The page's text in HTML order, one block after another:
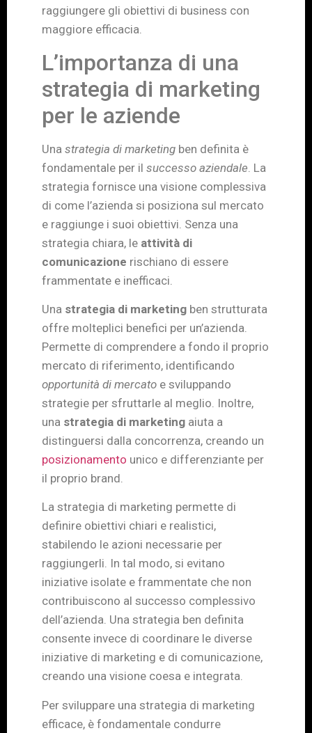
raggiungere gli obiettivi di business con
maggiore efficacia.
L’importanza di una
strategia di marketing
per le aziende
Una strategia di marketing ben definita è
fondamentale per il successo aziendale . La
strategia fornisce una visione complessiva
di come l’azienda si posiziona sul mercato
e raggiunge i suoi obiettivi. Senza una
strategia chiara, le attività di
comunicazione rischiano di essere
frammentate e inefficaci.
Una strategia di marketing ben strutturata
offre molteplici benefici per un’azienda.
Permette di comprendere a fondo il proprio
mercato di riferimento, identificando
opportunità di mercato e sviluppando
strategie per sfruttarle al meglio. Inoltre,
una strategia di marketing aiuta a
distinguersi dalla concorrenza, creando un
posizionamento unico e differenziante per
il proprio brand.
La strategia di marketing permette di
definire obiettivi chiari e realistici,
stabilendo le azioni necessarie per
raggiungerli. In tal modo, si evitano
iniziative isolate e frammentate che non
contribuiscono al successo complessivo
dell’azienda. Una strategia ben definita
consente invece di coordinare le diverse
iniziative di marketing e di comunicazione,
creando una visione coesa e integrata.
Per sviluppare una strategia di marketing
efficace, è fondamentale condurre